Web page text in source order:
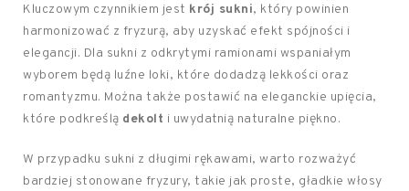
Kluczowym czynnikiem jest krój sukni, który powinien
harmonizować z fryzurą, aby uzyskać efekt spójności i
elegancji. Dla sukni z odkrytymi ramionami wspaniałym
wyborem będą luźne loki, które dodadzą lekkości oraz
romantyzmu. Można także postawić na eleganckie upięcia,
które podkreślą dekolt i uwydatnią naturalne piękno.
W przypadku sukni z długimi rękawami, warto rozważyć
bardziej stonowane fryzury, takie jak proste, gładkie włosy